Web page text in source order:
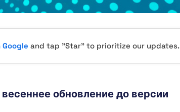
and tap "Star" to prioritize our updates.
обновление до версии